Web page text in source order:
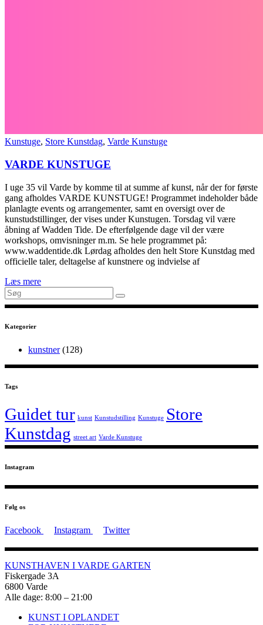
Kunstuge, Store Kunstdag, Varde Kunstuge
VARDE KUNSTUGE
I uge 35 vil Varde by komme til at summe af kunst, når der for første
gang afholdes VARDE KUNSTUGE! Programmet indeholder både
planlagte events og arrangementer, samt en oversigt over de
kunstudstillinger, der vises under Kunstugen. Torsdag vil være
åbning af Wadden Tide. De efterfølgende dage vil der være
workshops, omvisninger m.m. Se hele programmet på:
www.waddentide.dk Lørdag afholdes den helt Store Kunstdag med
officielle taler, deltagelse af kunstnere og indvielse af
Læs mere
Search
for:
Kategorier
kunstner(128)
Tags
Guidet tur kunst Kunstudstilling Kunstuge Store
Kunstdag street art Varde Kunstuge
Instagram
Følg os
Facebook Instagram Twitter
KUNSTHAVEN I VARDE GARTEN
Fiskergade 3A
6800 Varde
Alle dage: 8:00 – 21:00
KUNST I OPLANDET